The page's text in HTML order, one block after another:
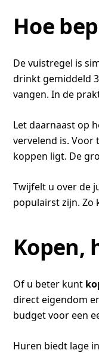
Hoe
De vuistregel is
drinkt gemiddeld
vangen. In de
Let daarnaast op
vervelend is. Voor
koppen ligt. De
Twijfelt u over de
populairst zijn. Zo
Kopen,
Of u beter kunt
direct eigendom
budget voor een
Huren biedt lage